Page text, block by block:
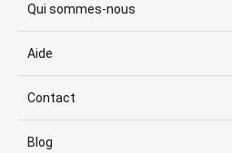
Qui sommes-nous
Aide
Contact
Blog